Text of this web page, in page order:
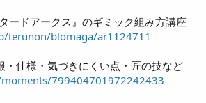
ードアークス』のギミック組み方講座
terunon/blomaga/ar1124711
・仕様・気づきにくい点・匠の技など
799404701972242433